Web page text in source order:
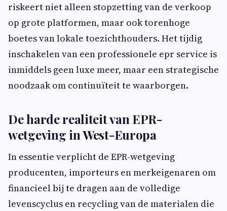
riskeert niet alleen stopzetting van de verkoop
op grote platformen, maar ook torenhoge
boetes van lokale toezichthouders. Het tijdig
inschakelen van een professionele epr service is
inmiddels geen luxe meer, maar een strategische
noodzaak om continuïteit te waarborgen.
De harde realiteit van EPR-
wetgeving in West-Europa
In essentie verplicht de EPR-wetgeving
producenten, importeurs en merkeigenaren om
financieel bij te dragen aan de volledige
levenscyclus en recycling van de materialen die